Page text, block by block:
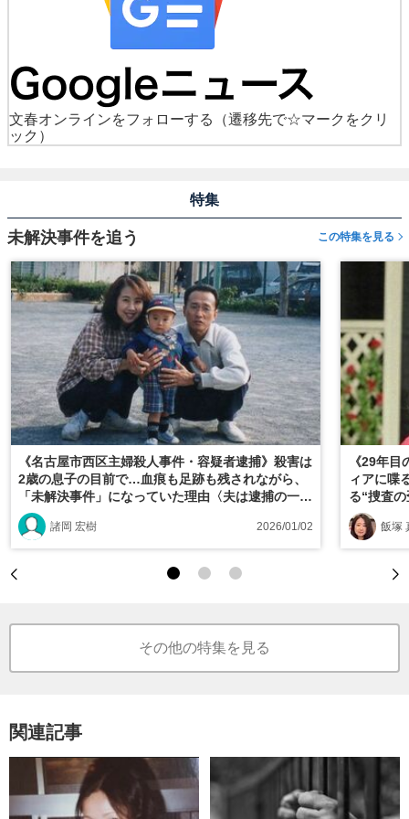
文春オンラインをフォローする
（遷移先で☆マークをクリ
ック）
特集
未解決事件を追う この特集を見る
《名古屋市西区主婦殺人事件・容疑者逮捕》殺害は
2歳の息子の目前で…血痕も足跡も残されながら、
「未解決事件」になっていた理由〈夫は逮捕の一報
に「びっくりした」〉――2025年読まれた記事
諸岡 宏樹 2026/01/02
《29年
ィアに喋
る“捜査
飯塚
その他の特集を見る
関連記事